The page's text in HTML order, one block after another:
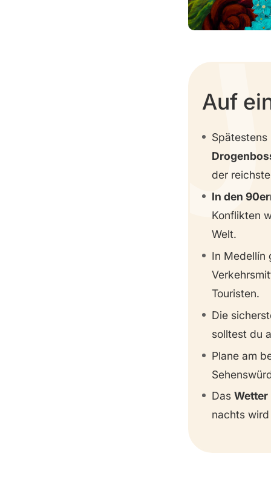
Auf
Spätestens
der
In den
Konflikten
Welt.
In Medellín
Touristen.
Die
solltest du
Plane am
Das Wetter
nachts